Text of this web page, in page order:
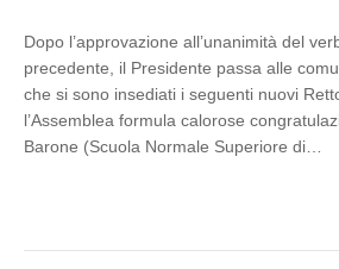
Dopo l’approvazione all’unanimità del
precedente, il Presidente passa alle
che si sono insediati i seguenti nuovi
l’Assemblea formula calorose
Barone (Scuola Normale Superiore di…